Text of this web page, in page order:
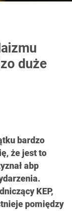
duże
bardzo
że jest to
abp
KEP,
pomiędzy